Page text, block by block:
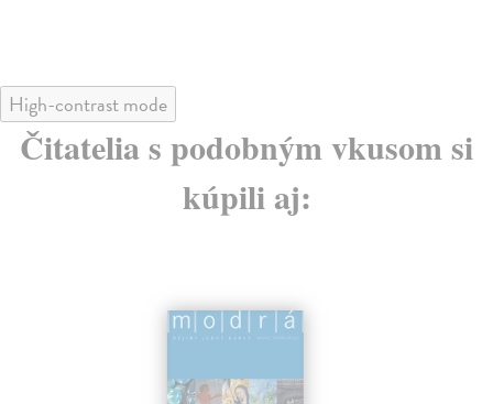
High-contrast mode
Čitatelia s podobným vkusom si
kúpili aj: